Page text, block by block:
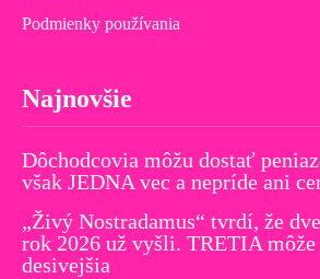
Podmienky používania
Najnovšie
Dôchodcovia môžu dostať
však JEDNA vec a nepríde ani
„Živý Nostradamus“ tvrdí, že
rok 2026 už vyšli. TRETIA
desivejšia